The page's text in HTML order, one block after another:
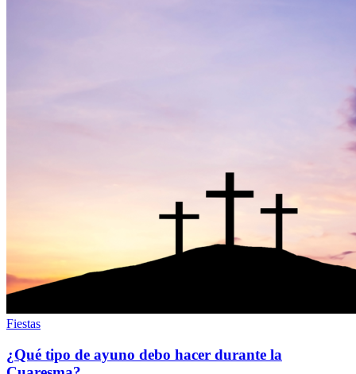
Fiestas
¿Qué tipo de ayuno debo hacer durante la